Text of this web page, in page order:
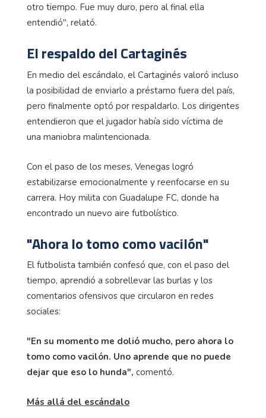
otro tiempo. Fue muy duro, pero al final ella
entendió", relató.
El respaldo del Cartaginés
En medio del escándalo, el Cartaginés valoró incluso
la posibilidad de enviarlo a préstamo fuera del país,
pero finalmente optó por respaldarlo. Los dirigentes
entendieron que el jugador había sido víctima de
una maniobra malintencionada.
Con el paso de los meses, Venegas logró
estabilizarse emocionalmente y reenfocarse en su
carrera. Hoy milita con Guadalupe FC, donde ha
encontrado un nuevo aire futbolístico.
"Ahora lo tomo como vacilón"
El futbolista también confesó que, con el paso del
tiempo, aprendió a sobrellevar las burlas y los
comentarios ofensivos que circularon en redes
sociales:
"En su momento me dolió mucho, pero ahora lo
tomo como vacilón. Uno aprende que no puede
dejar que eso lo hunda", comentó.
Más allá del escándalo